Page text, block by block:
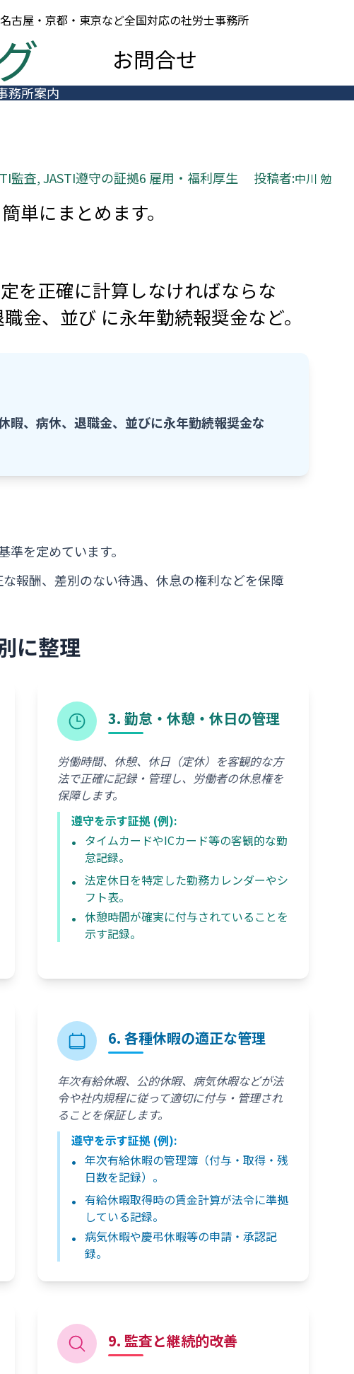
古屋・京都・東京など全国対応の社労士事務所
お問合せ
務所案内
監査, JASTI遵守の証拠6 雇用・福利厚生 投稿者:中川 勉
単にまとめます。
を正確に計算しなければならな
金、並び に永年勤続報奨金など。
暇、病休、退職金、並びに永年勤続報奨金な
を定めています。
報酬、差別のない待遇、休息の権利などを保障
に整理
3. 勤怠・休憩・休日の管理
労働時間、休憩、休日（定休）を客観的な方
法で正確に記録・管理し、労働者の休息権を
保障します。
遵守を示す証拠 (例):
タイムカードやICカード等の客観的な勤
怠記録。
法定休日を特定した勤務カレンダーやシ
フト表。
休憩時間が確実に付与されていることを
示す記録。
6. 各種休暇の適正な管理
年次有給休暇、公的休暇、病気休暇などが法
令や社内規程に従って適切に付与・管理され
ることを保証します。
遵守を示す証拠 (例):
年次有給休暇の管理簿（付与・取得・残
日数を記録）。
有給休暇取得時の賃金計算が法令に準拠
している記録。
病気休暇や慶弔休暇等の申請・承認記
録。
9. 監査と継続的改善